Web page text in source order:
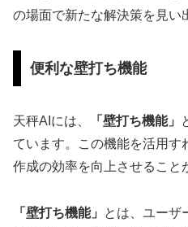
の場面で新たな解決策を見い
便利な壁打ち機能
天秤AIには、 「壁打ち機能」
ています。この機能を活用
作成の効率を向上させること
「壁打ち機能」
とは、ユーザ